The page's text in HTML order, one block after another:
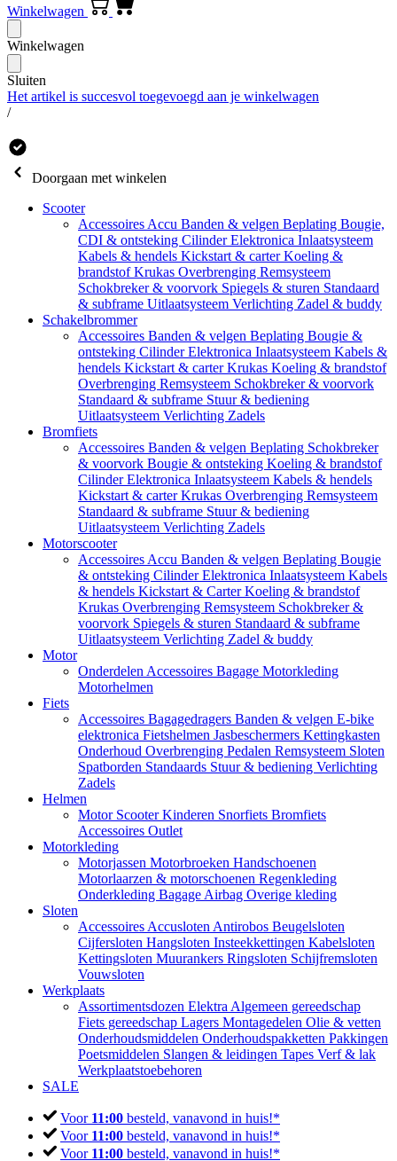
Winkelwagen
Winkelwagen
Sluiten
Het artikel is succesvol toegevoegd aan je winkelwagen
/
Doorgaan met winkelen
Scooter
Accessoires Accu Banden & velgen Beplating Bougie,
CDI & ontsteking CilinderElektronica Inlaatsysteem
Kabels & hendels Kickstart & carterKoeling &
brandstofKrukas Overbrenging Remsysteem
Schokbreker & voorvork Spiegels & sturen Standaard
& subframe Uitlaatsysteem Verlichting Zadel & buddy
Schakelbrommer
Accessoires Banden & velgen Beplating Bougie &
ontsteking CilinderElektronica Inlaatsysteem Kabels &
hendels Kickstart & carterKrukas Koeling & brandstof
Overbrenging Remsysteem Schokbreker & voorvork
Standaard & subframe Stuur & bediening
Uitlaatsysteem Verlichting Zadels
Bromfiets
Accessoires Banden & velgen Beplating Schokbreker
& voorvork Bougie & ontsteking Koeling & brandstof
CilinderElektronica Inlaatsysteem Kabels & hendels
Kickstart & carterKrukas Overbrenging Remsysteem
Standaard & subframe Stuur & bediening
Uitlaatsysteem Verlichting Zadels
Motorscooter
Accessoires Accu Banden & velgen Beplating Bougie
& ontsteking CilinderElektronica Inlaatsysteem Kabels
& hendels Kickstart & CarterKoeling & brandstof
Krukas Overbrenging Remsysteem Schokbreker &
voorvork Spiegels & sturen Standaard & subframe
Uitlaatsysteem Verlichting Zadel & buddy
Motor
Onderdelen Accessoires Bagage Motorkleding
Motorhelmen
Fiets
Accessoires Bagagedragers Banden & velgen E-bike
elektronica Fietshelmen Jasbeschermers Kettingkasten
Onderhoud Overbrenging Pedalen Remsysteem Sloten
Spatborden Standaards Stuur & bediening Verlichting
Zadels
Helmen
Motor ScooterKinderen Snorfiets Bromfiets
Accessoires Outlet
Motorkleding
Motorjassen Motorbroeken Handschoenen
Motorlaarzen & motorschoenen Regenkleding
Onderkleding Bagage Airbag Overige kleding
Sloten
Accessoires Accusloten Antirobos Beugelsloten
Cijfersloten Hangsloten Insteekkettingen Kabelsloten
Kettingsloten Muurankers Ringsloten Schijfremsloten
Vouwsloten
Werkplaats
Assortimentsdozen Elektra Algemeen gereedschap
Fiets gereedschap Lagers Montagedelen Olie & vetten
Onderhoudsmiddelen Onderhoudspakketten Pakkingen
Poetsmiddelen Slangen & leidingen Tapes Verf & lak
Werkplaatstoebehoren
SALE
Voor 11:00 besteld, vanavond in huis!*
Voor 11:00 besteld, vanavond in huis!*
Voor 11:00 besteld, vanavond in huis!*